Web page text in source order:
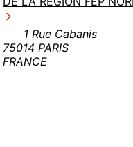
1 Rue Cabanis
75014 PARIS
FRANCE